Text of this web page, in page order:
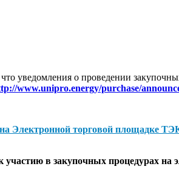
уведомления о проведении
www.unipro.energy/purchase/
Электронной торговой площадке
в закупочных процедурах на